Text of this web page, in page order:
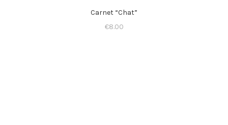
Carnet “Chat”
€8.00